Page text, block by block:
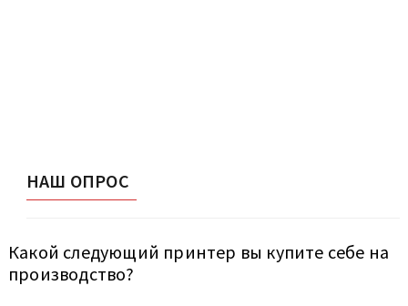
НАШ ОПРОС
Какой следующий принтер вы купите себе на
производство?